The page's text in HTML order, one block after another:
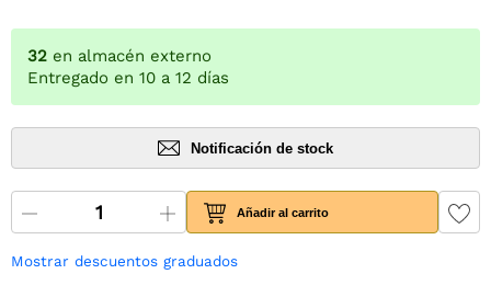
32 en almacén externo
Entregado en 10 a 12 días
Notificación de stock
Añadir al carrito
Mostrar descuentos graduados